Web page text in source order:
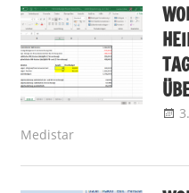
Medistar